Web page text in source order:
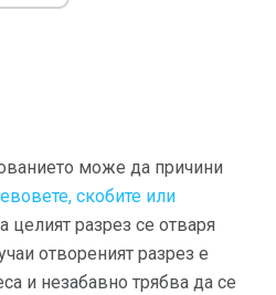
може да причини
скобите или
а целият разрез се отваря
отвореният разрез е
и незабавно трябва да се